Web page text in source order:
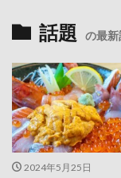
話題 の最
2024年5月25日